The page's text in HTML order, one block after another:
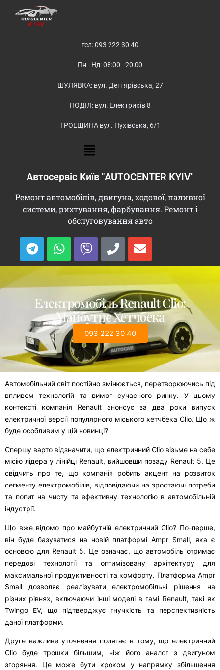
тел: 093 222 30 40
Пн - Нд: 08:00 - 20:00
ШУЛЯВКА: вул. Дегтярівська, 27
ПОДІЛ: вул. Електриків 8
ТРОЕЩИНА вул. Пухівська, 6/1
Автосервіс Київ "AUTOCENTER KYIV"
Ремонт автомобілів, двигуна, ходової, паливної
системи, рихтування, фарбування. Ремонт і
обслуговування авто
Електромобіль Renault Clio:
Майбутнє Хетчбека
093 222 30 40
Автомобільний світ постійно змінюється, перетворюючись під
впливом технологій та вимог сучасного ринку. У цьому
контексті компанія Renault анонсує за два роки випуск
електричної версії популярного міського хетчбека Clio. Що ж
буде особливим у цій новинці?
Спершу варто відзначити, що електричний Clio візьме на себе
місію лідера у лінійці Renault, вийшовши позаду Renault 5. Це
свідчить про те, що компанія робить акцент на розвиток
сегменту електромобілів, відповідаючи на зростаючі потреби
та попит на чисту та ефективну технологію в автомобільній
індустрії.
Що вже відомо про майбутній електричний Clio? По-перше,
він буде базуватися на новій платформі Ampr Small, яка є
основою для Renault 5. Це означає, що автомобіль отримає
передові технології та оптимізовану архітектуру для
максимальної продуктивності та комфорту. Платформа Ampr
Small дозволяє реалізувати електромобільні рішення на
різних рівнях, включаючи інші моделі в гамі Renault, такі як
Twingo EV, що підтверджує гнучкість та перспективність
даної платформи.
Друге важливе уточнення полягає в тому, що електричний
Clio буде трошки більшим, ніж його аналог з двигуном
згоряння. Це може бути кроком у напрямку збільшення